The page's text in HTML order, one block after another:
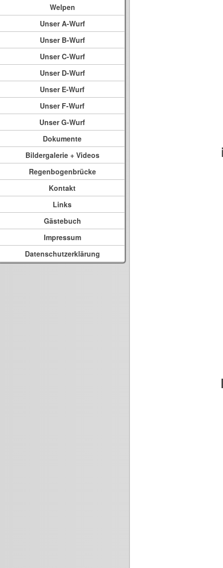
Welpen
Unser A-Wurf
Unser B-Wurf
Unser C-Wurf
Unser D-Wurf
Unser E-Wurf
Unser F-Wurf
Unser G-Wurf
Dokumente
Bildergalerie + Videos
Regenbogenbrücke
Kontakt
Links
Gästebuch
Impressum
Datenschutzerklärung